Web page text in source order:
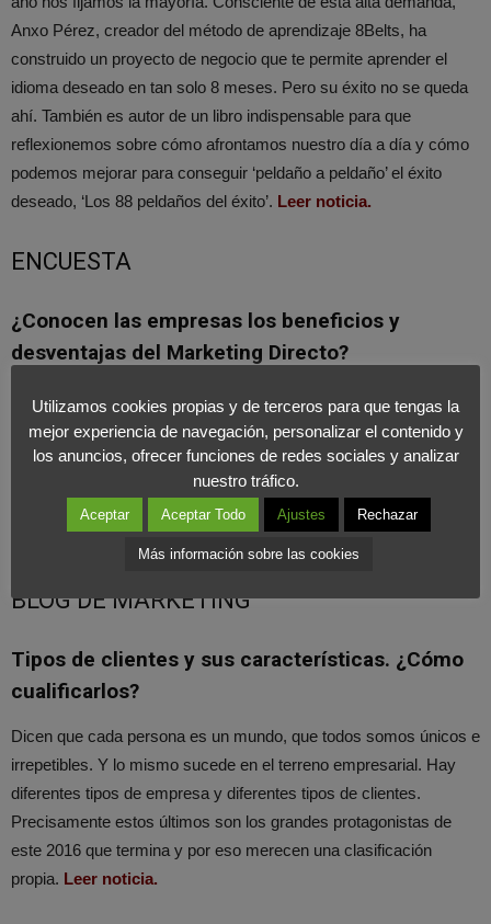
Anxo Pérez, creador del método de aprendizaje 8Belts, ha
construido un proyecto de negocio que te permite aprender el
idioma deseado en tan solo 8 meses. Pero su éxito no se queda
ahí. También es autor de un libro indispensable para que
reflexionemos sobre cómo afrontamos nuestro día a día y cómo
podemos mejorar para conseguir ‘peldaño a peldaño’ el éxito
deseado, ‘Los 88 peldaños del éxito’. Leer noticia.
ENCUESTA
¿Conocen las empresas los beneficios y
desventajas del Marketing Directo?
El marketing directo se ha convertido en una herramienta
imprescindible para poder segmentar el mercado, evaluando los
resultados de una campaña de manera más directa y medible. Y
por eso debe formar parte de la agenda de toda empresa que
quiera alcanzar el éxito en un mercado tan competitivo.Leer
BLOG DE MARKETING
Tipos de clientes y sus características. ¿Cómo
cualificarlos?
Dicen que cada persona es un mundo, que todos somos únicos e
irrepetibles. Y lo mismo sucede en el terreno empresarial. Hay
diferentes tipos de empresa y diferentes tipos de clientes.
Precisamente estos últimos son los grandes protagonistas de
este 2016 que termina y por eso merecen una clasificación
propia. Leer noticia.
Utilizamos cookies propias y de terceros para que tengas la
mejor experiencia de navegación, personalizar el contenido y
los anuncios, ofrecer funciones de redes sociales y analizar
nuestro tráfico.
Aceptar Aceptar Todo Ajustes Rechazar
Más información sobre las cookies